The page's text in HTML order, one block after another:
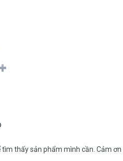
thấy sản phẩm mình cần. Cảm